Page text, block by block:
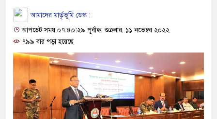
আমাদের মার্তৃভূমি ডেস্ক :
আপডেট সময় ০৭:৪০:২৯ পূর্বাহ্ন, শুক্রবার, ১১ নভেম্বর ২০২২
৭৯৯ বার পড়া হয়েছে